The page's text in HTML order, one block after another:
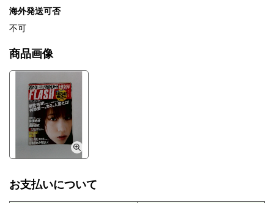
海外発送可否
不可
商品画像
お支払いについて